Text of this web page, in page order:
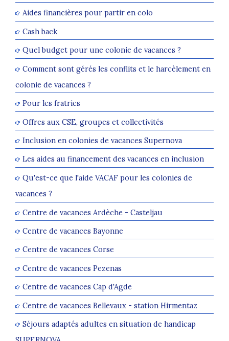
Aides financières pour partir en colo
Cash back
Quel budget pour une colonie de vacances ?
Comment sont gérés les conflits et le harcèlement en
colonie de vacances ?
Pour les fratries
Offres aux CSE, groupes et collectivités
Inclusion en colonies de vacances Supernova
Les aides au financement des vacances en inclusion
Qu'est-ce que l'aide VACAF pour les colonies de
vacances ?
Centre de vacances Ardèche - Casteljau
Centre de vacances Bayonne
Centre de vacances Corse
Centre de vacances Pezenas
Centre de vacances Cap d'Agde
Centre de vacances Bellevaux - station Hirmentaz
Séjours adaptés adultes en situation de handicap